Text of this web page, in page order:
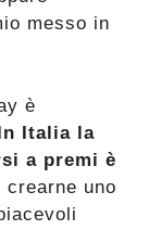
messo in
è
In Italia la
a premi è
uno